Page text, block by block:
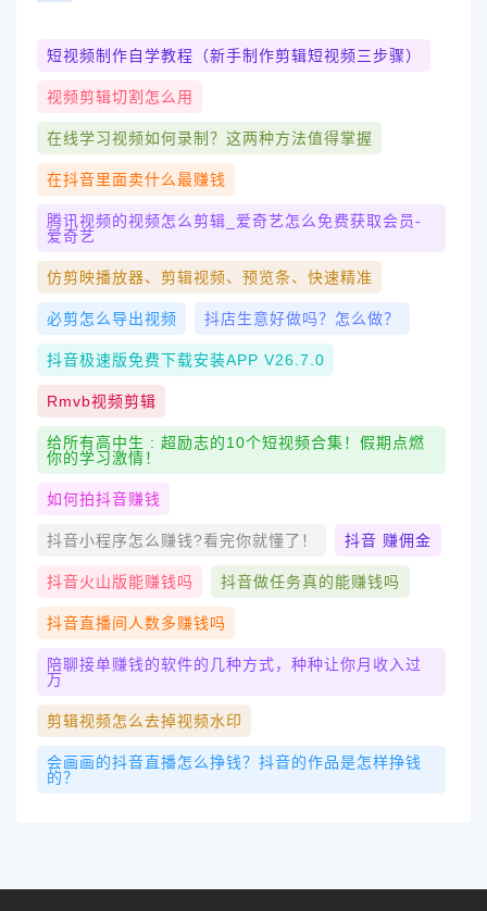
短视频制作自学教程（新手制作剪辑短视频三步骤）
视频剪辑切割怎么用
在线学习视频如何录制？这两种方法值得掌握
在抖音里面卖什么最赚钱
腾讯视频的视频怎么剪辑_爱奇艺怎么免费获取会员-
爱奇艺
仿剪映播放器、剪辑视频、预览条、快速精准
必剪怎么导出视频 抖店生意好做吗？怎么做？
抖音极速版免费下载安装APP V26.7.0
Rmvb视频剪辑
给所有高中生 : 超励志的10个短视频合集！假期点燃
你的学习激情！
如何拍抖音赚钱
抖音小程序怎么赚钱?看完你就懂了！ 抖音 赚佣金
抖音火山版能赚钱吗 抖音做任务真的能赚钱吗
抖音直播间人数多赚钱吗
陪聊接单赚钱的软件的几种方式，种种让你月收入过
万
剪辑视频怎么去掉视频水印
会画画的抖音直播怎么挣钱？抖音的作品是怎样挣钱
的？